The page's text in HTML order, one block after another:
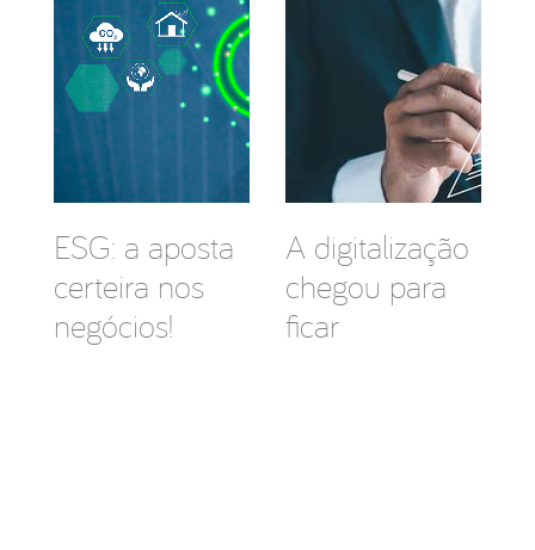
ESG: a aposta
certeira nos
negócios!
A digitalização
chegou para
ficar